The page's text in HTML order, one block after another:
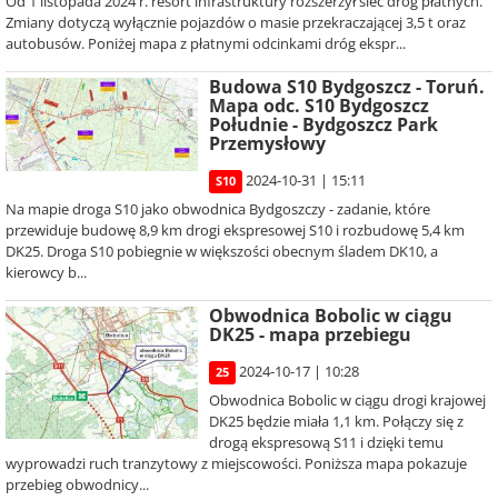
Zmiany dotyczą wyłącznie pojazdów o masie przekraczającej 3,5 t oraz
autobusów. Poniżej mapa z płatnymi odcinkami dróg ekspr...
Budowa S10 Bydgoszcz - Toruń.
Mapa odc. S10 Bydgoszcz
Południe - Bydgoszcz Park
Przemysłowy
S10
2024-10-31 | 15:11
Na mapie droga S10 jako obwodnica Bydgoszczy - zadanie, które
przewiduje budowę 8,9 km drogi ekspresowej S10 i rozbudowę 5,4 km
DK25. Droga S10 pobiegnie w większości obecnym śladem DK10, a
kierowcy b...
Obwodnica Bobolic w ciągu
DK25 - mapa przebiegu
25
2024-10-17 | 10:28
Obwodnica Bobolic w ciągu drogi krajowej
DK25 będzie miała 1,1 km. Połączy się z
drogą ekspresową S11 i dzięki temu
wyprowadzi ruch tranzytowy z miejscowości. Poniższa mapa pokazuje
przebieg obwodnicy...